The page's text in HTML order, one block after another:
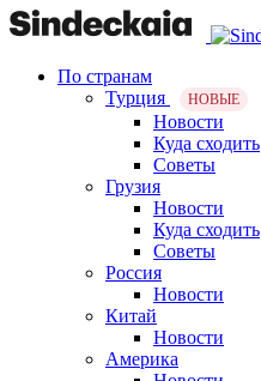
По странам
Турция
НОВЫЕ
Новости
Куда сходить
Советы
Грузия
Новости
Куда сходить
Советы
Россия
Новости
Китай
Новости
Америка